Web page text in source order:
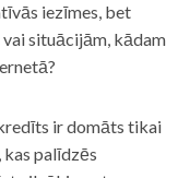
iezīmes, bet
situācijām, kādam
ir domāts tikai
palīdzēs